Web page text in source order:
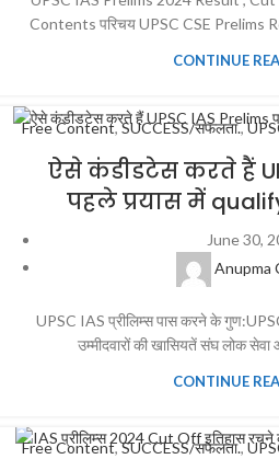
Contents परिचय UPSC CSE Prelims
CONTINUE
Free Content,SUCCESS/सफलता.,
ऐसे कंडीडटेस करते हैं
पहले प्रयास में
June 30,
Anupma
UPSC IAS प्रीलिम्स पास करने के
उम्मीदवारों की खासियतें संघ लोक सेवा
CONTINUE
Free Content,SUCCESS/सफलता.,